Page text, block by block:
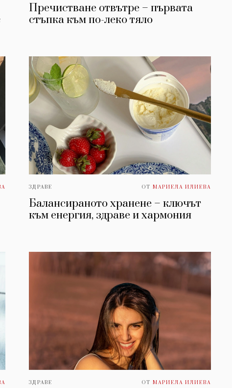
Пречистване отвътре – първата
стъпка към по-леко тяло
ЗДРАВЕ ОТ МАРИЕЛА ИЛИЕВА
Балансираното хранене – ключът
към енергия, здраве и хармония
ЗДРАВЕ ОТ МАРИЕЛА ИЛИЕВА